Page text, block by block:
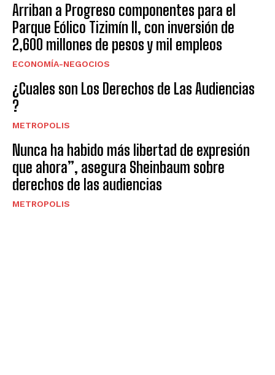
Arriban a Progreso componentes para el
Parque Eólico Tizimín II, con inversión de
2,600 millones de pesos y mil empleos
ECONOMÍA-NEGOCIOS
¿Cuales son Los Derechos de Las Audiencias
?
METROPOLIS
Nunca ha habido más libertad de expresión
que ahora”, asegura Sheinbaum sobre
derechos de las audiencias
METROPOLIS